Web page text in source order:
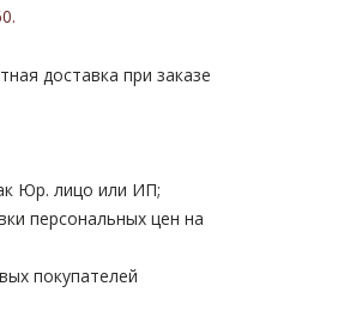
.
доставка при заказе
Юр. лицо или ИП;
персональных цен на
покупателей